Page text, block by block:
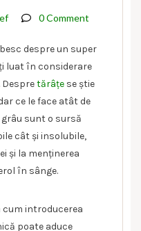
0 Comment
despre un super
luat în considerare
. Despretărâțe se știe
ce le face atât de
grâu sunt o sursă
cât și insolubile,
și la menținerea
în sânge.
introducerea
poate aduce